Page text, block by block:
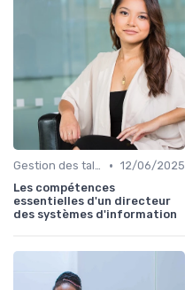
Gestion des talents IT • 12/06/2025
Les compétences
essentielles d'un directeur
des systèmes d'information